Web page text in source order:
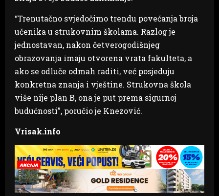
“Trenutačno svjedočimo trendu povećanja broja
učenika u strukovnim školama. Razlog je
jednostavan, nakon četverogodišnjeg
obrazovanja imaju otvorena vrata fakulteta, a
ako se odluče odmah raditi, već posjeduju
konkretna znanja i vještine. Strukovna škola
više nije plan B, ona je put prema sigurnoj
budućnosti”, poručio je Knezović.
Vrisak.info